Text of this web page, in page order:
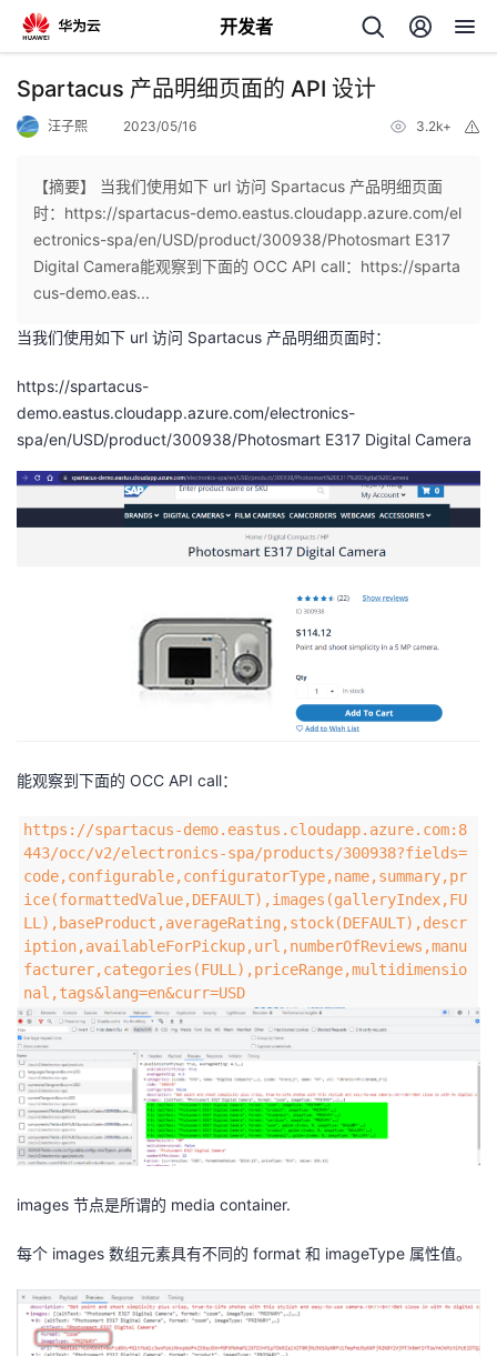
开发者
返
个
发
子
直
播
的
活
动
我
的
关
注
我
的
开
发
者
我
的
我
我
的
Programs
我
的
支
的
技
我
的
Spartacus 产品明细页面的 API 设计
汪子熙 2023/05/16 3.2k+
【摘要】 当我们使用如下 url 访问 Spartacus 产品明细页面
时：https://spartacus-demo.eastus.cloudapp.azure.com/el
ectronics-spa/en/USD/product/300938/Photosmart E317
Digital Camera能观察到下面的 OCC API call：https://sparta
cus-demo.eas...
当我们使用如下 url 访问 Spartacus 产品明细页面时：
https://spartacus-
demo.eastus.cloudapp.azure.com/electronics-
spa/en/USD/product/300938/Photosmart E317 Digital Camera
能观察到下面的 OCC API call：
https://spartacus-demo.eastus.cloudapp.azure.com:8
443/occ/v2/electronics-spa/products/300938?fields=
code,configurable,configuratorType,name,summary,pr
ice(formattedValue,DEFAULT),images(galleryIndex,FU
LL),baseProduct,averageRating,stock(DEFAULT),descr
iption,availableForPickup,url,numberOfReviews,manu
facturer,categories(FULL),priceRange,multidimensio
nal,tags&lang=en&curr=USD
images 节点是所谓的 media container.
每个 images 数组元素具有不同的 format 和 imageType 属性值。